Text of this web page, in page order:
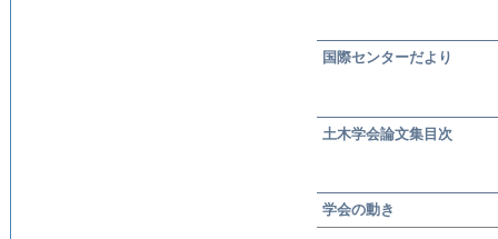
国際センターだより
土木学会論文集目次
学会の動き